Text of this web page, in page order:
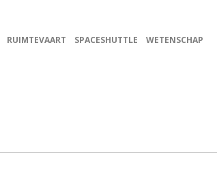
RUIMTEVAART SPACESHUTTLE WETENSCHAP